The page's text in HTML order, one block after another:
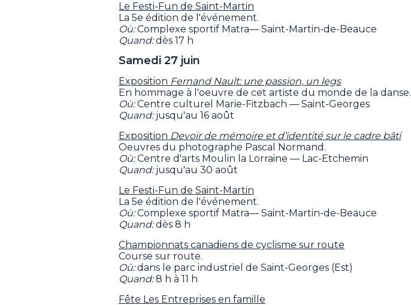
Le Festi-Fun de Saint-Martin
La 5e édition de l'événement.
Où:Complexe sportif Matra— Saint-Martin-de-Beauce
Quand:dès 17 h
Samedi 27 juin
Exposition Fernand Nault: une passion, un legs
En hommage à l'oeuvre de cet artiste du monde de la danse.
Où:Centre culturel Marie-Fitzbach — Saint-Georges
Quand:jusqu'au 16 août
Exposition Devoir de mémoire et d’identité sur le cadre bâti
Oeuvres du photographe Pascal Normand.
Où:Centre d'arts Moulin la Lorraine — Lac-Etchemin
Quand:jusqu'au 30 août
Le Festi-Fun de Saint-Martin
La 5e édition de l'événement.
Où:Complexe sportif Matra— Saint-Martin-de-Beauce
Quand:dès 8 h
Championnats canadiens de cyclisme sur route
Course sur route.
Où:dans le parc industriel de Saint-Georges (Est)
Quand:8 h à 11 h
Fête Les Entreprises en famille